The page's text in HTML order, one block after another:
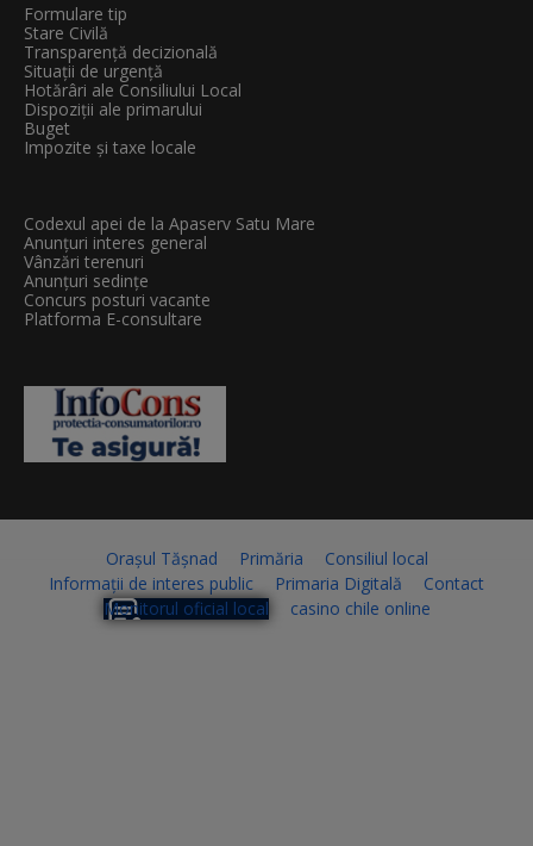
Formulare tip
Stare Civilă
Transparenţă decizională
Situații de urgență
Hotărâri ale Consiliului Local
Dispoziții ale primarului
Buget
Impozite și taxe locale
Codexul apei de la Apaserv Satu Mare
Anunțuri interes general
Vânzări terenuri
Anunțuri sedințe
Concurs posturi vacante
Platforma E-consultare
Orașul Tășnad Primăria
Consiliul local
Informații de interes public
Primaria Digitală
Contact
Monitorul oficial local
casino chile online